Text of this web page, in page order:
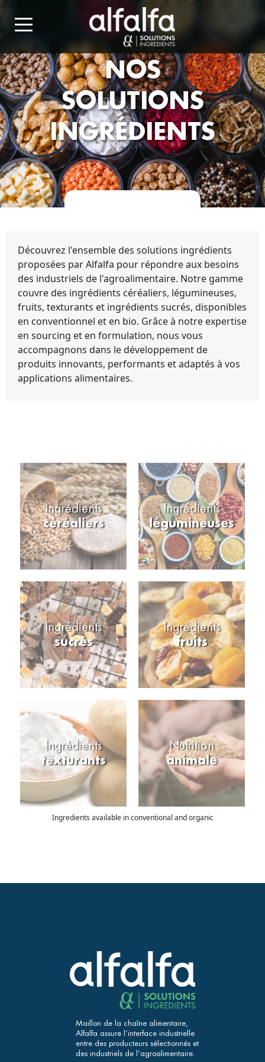
NOS
SOLUTIONS
INGRÉDIENTS
Découvrez l'ensemble des solutions ingrédients
proposées par Alfalfa pour répondre aux besoins
des industriels de l'agroalimentaire. Notre gamme
couvre des ingrédients céréaliers, légumineuses,
fruits, texturants et ingrédients sucrés, disponibles
en conventionnel et en bio. Grâce à notre expertise
en sourcing et en formulation, nous vous
accompagnons dans le développement de
produits innovants, performants et adaptés à vos
applications alimentaires.
Ingrédients
céréaliers
Ingrédients
légumineuses
Ingrédients
sucrés
Ingrédients
fruits
Ingrédients
texturants
Nutrition
animale
Ingredients available in conventional and organic
Maillon de la chaîne alimentaire,
Alfalfa assure l’interface industrielle
entre des producteurs sélectionnés et
des industriels de l’agroalimentaire.